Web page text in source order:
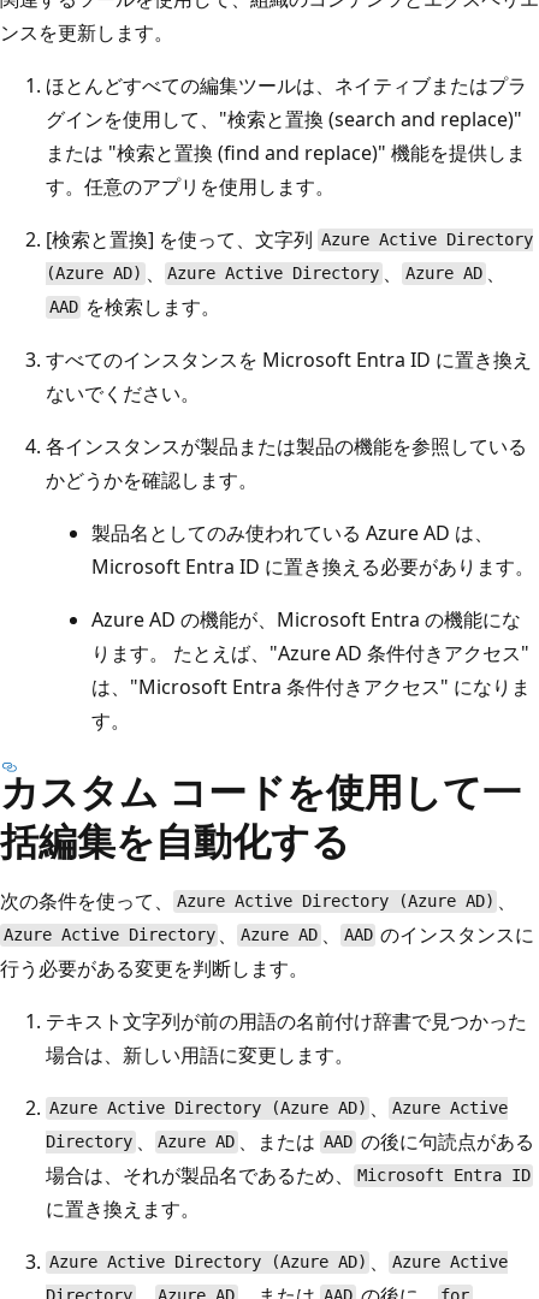
ンスを更新します。
ほとんどすべての編集ツールは、ネイティブまたはプラ
グインを使用して、"検索と置換 (search and replace)"
または "検索と置換 (find and replace)" 機能を提供しま
す。任意のアプリを使用します。
[検索と置換] を使って、文字列 Azure Active Directory
(Azure AD) 、 Azure Active Directory 、 Azure AD 、
AAD を検索します。
すべてのインスタンスを Microsoft Entra ID に置き換え
ないでください。
各インスタンスが製品または製品の機能を参照している
かどうかを確認します。
製品名としてのみ使われている Azure AD は、
Microsoft Entra ID に置き換える必要があります。
Azure AD の機能が、Microsoft Entra の機能にな
ります。 たとえば、"Azure AD 条件付きアクセス"
は、"Microsoft Entra 条件付きアクセス" になりま
す。
カスタム コードを使用して一
括編集を自動化する
次の条件を使って、 Azure Active Directory (Azure AD) 、
Azure Active Directory 、 Azure AD 、 AAD のインスタンスに
行う必要がある変更を判断します。
テキスト文字列が前の用語の名前付け辞書で見つかった
場合は、新しい用語に変更します。
Azure Active Directory (Azure AD) 、
Azure Active
Directory 、 Azure AD 、またはAADの後に句読点がある
場合は、それが製品名であるため、
Microsoft Entra ID
に置き換えます。
Azure Active Directory (Azure AD) 、
Azure Active